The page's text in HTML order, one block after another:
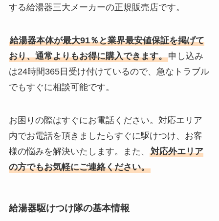
する給湯器三大メーカーの正規販売店です。
給湯器本体が最大91％と業界最安値保証を掲げて
おり、通常よりもお得に購入できます。申し込み
は24時間365日受け付けているので、急なトラブル
でもすぐに相談可能です。
お困りの際はすぐにお電話ください。対応エリア
内でお電話を頂きましたらすぐに駆けつけ、お客
様の悩みを解決いたします。また、 対応外エリア
の方でもお気軽にご連絡ください。
給湯器駆けつけ隊の基本情報